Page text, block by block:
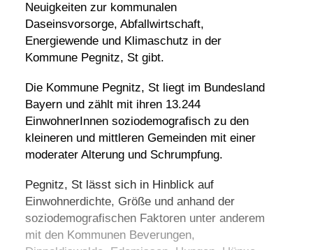
Neuigkeiten zur kommunalen
Daseinsvorsorge, Abfallwirtschaft,
Energiewende und Klimaschutz in der
Kommune Pegnitz, St gibt.
Die Kommune Pegnitz, St liegt im Bundesland
Bayern und zählt mit ihren 13.244
EinwohnerInnen soziodemografisch zu den
kleineren und mittleren Gemeinden mit einer
moderater Alterung und Schrumpfung.
Pegnitz, St lässt sich in Hinblick auf
Einwohnerdichte, Größe und anhand der
soziodemografischen Faktoren unter anderem
mit den Kommunen Beverungen,